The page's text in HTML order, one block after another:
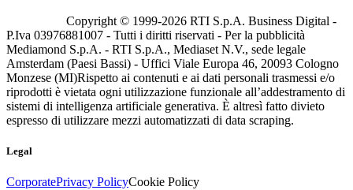
Copyright © 1999-2026 RTI S.p.A. Business Digital -
P.Iva 03976881007 - Tutti i diritti riservati - Per la pubblicità
Mediamond S.p.A. - RTI S.p.A., Mediaset N.V., sede legale
Amsterdam (Paesi Bassi) - Uffici Viale Europa 46, 20093 Cologno
Monzese (MI)Rispetto ai contenuti e ai dati personali trasmessi e/o
riprodotti è vietata ogni utilizzazione funzionale all’addestramento di
sistemi di intelligenza artificiale generativa. È altresì fatto divieto
espresso di utilizzare mezzi automatizzati di data scraping.
Legal
CorporatePrivacy PolicyCookie Policy